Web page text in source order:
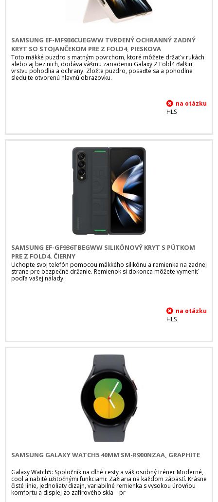
SAMSUNG EF-MF936CUEGWW TVRDENÝ OCHRANNÝ ZADNÝ
KRYT SO STOJANČEKOM PRE Z FOLD4, PIESKOVA
Toto mäkké puzdro s matným povrchom, ktoré môžete držať v rukách
alebo aj bez nich, dodáva vášmu zariadeniu Galaxy Z Fold4 ďalšiu
vrstvu pohodlia a ochrany. Zložte puzdro, posaďte sa a pohodlne
sledujte otvorenú hlavnú obrazovku.
HLS
SAMSUNG EF-GF936TBEGWW SILIKÓNOVÝ KRYT S PÚTKOM
PRE Z FOLD4, ČIERNY
Uchopte svoj telefón pomocou mäkkého silikónu a remienka na zadnej
strane pre bezpečné držanie. Remienok si dokonca môžete vymeniť
podľa vašej nálady.
HLS
SAMSUNG GALAXY WATCH5 40MM SM-R900NZAA, GRAPHITE
Galaxy Watch5: Spoločník na dlhé cesty a váš osobný tréner Moderné,
cool a nabité užitočnými funkciami: Zažiaria na každom zápästí. Krásne
čisté línie, jednoliaty dizajn, variabilné remienka s vysokou úrovňou
komfortu a displej zo zafírového skla – pr